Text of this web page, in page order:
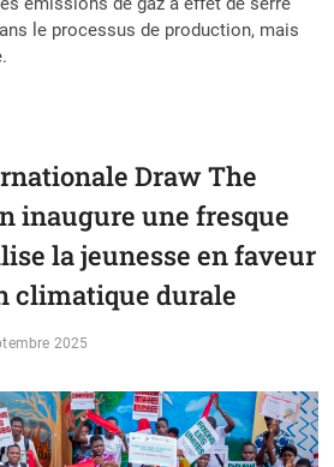
le processus de production, mais
Draw The
inaugure une fresque
la jeunesse en faveur
climatique durale
2025